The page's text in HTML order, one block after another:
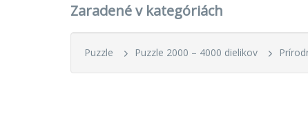
Zaradené v kategóriách
Puzzle Puzzle 2000 – 4000 dielikov